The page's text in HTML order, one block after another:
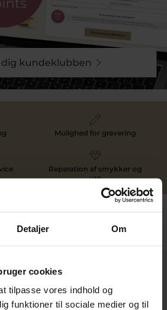
Detaljer Om
cookies
tilpasse vores indhold og
funktioner til sociale medier og til
dig kundeklubben
Mulighed for gravering
Reparation af smykker og
ure